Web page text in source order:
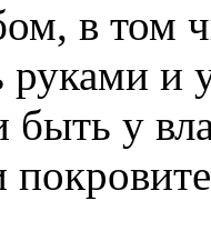
в том
руками
быть у